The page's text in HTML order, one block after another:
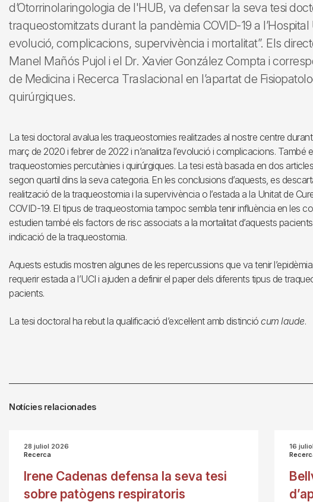
d’Otorrinolaringologia de l'HUB, va defensar la seva tesi
traqueostomitzats durant la pandèmia COVID-19 a
evolució, complicacions, supervivència i mortalitat”. Els
Manel Mañós Pujol i el Dr. Xavier González Compta i
de Medicina i Recerca Traslacional en l’apartat de
quirúrgiques.
La tesi doctoral avalua les traqueostomies realitzades al nostre centre
març de 2020 i febrer de 2022 i n’analitza l’evolució i complicacions. També
traqueostomies percutànies i quirúrgiques. La tesi està basada en dos
segon quartil dins la seva categoria. En les conclusions d’aquests, es
realització de la traqueostomia i la supervivència o l’estada a la Unitat de
COVID-19. El tipus de traqueostomia tampoc sembla tenir influència en les
estudien també els factors de risc associats a la mortalitat d’aquests
indicació de la traqueostomia.
Aquests estudis mostren algunes de les repercussions que va tenir
requerir estada a l’UCI i ajuden a definir el paper dels diferents tipus de
pacients.
La tesi doctoral ha rebut la qualificació d’excel·lent amb distinció cum laude.
Notícies relacionades
28 juliol 2026
Recerca
Irene Cadenas defensa la seva tesi
sobre patògens respiratoris
16